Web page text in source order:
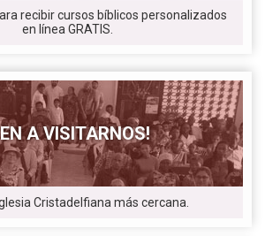
recibir cursos bíblicos personalizados
en línea GRATIS.
A VISITARNOS!
Cristadelfiana más cercana.